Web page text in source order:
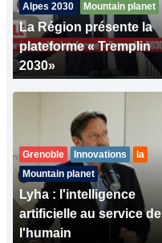
Alpes 2030
Mountain planet
La Région présente la
plateforme « Tremplin
2030»
Grenoble Innovations
Ia
Mountain planet
Lyha : l'intelligence
artificielle au service de
l'humain